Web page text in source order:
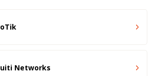
Networks